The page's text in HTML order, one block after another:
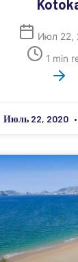
Июл 22,
1 min
Июль 22, 2020